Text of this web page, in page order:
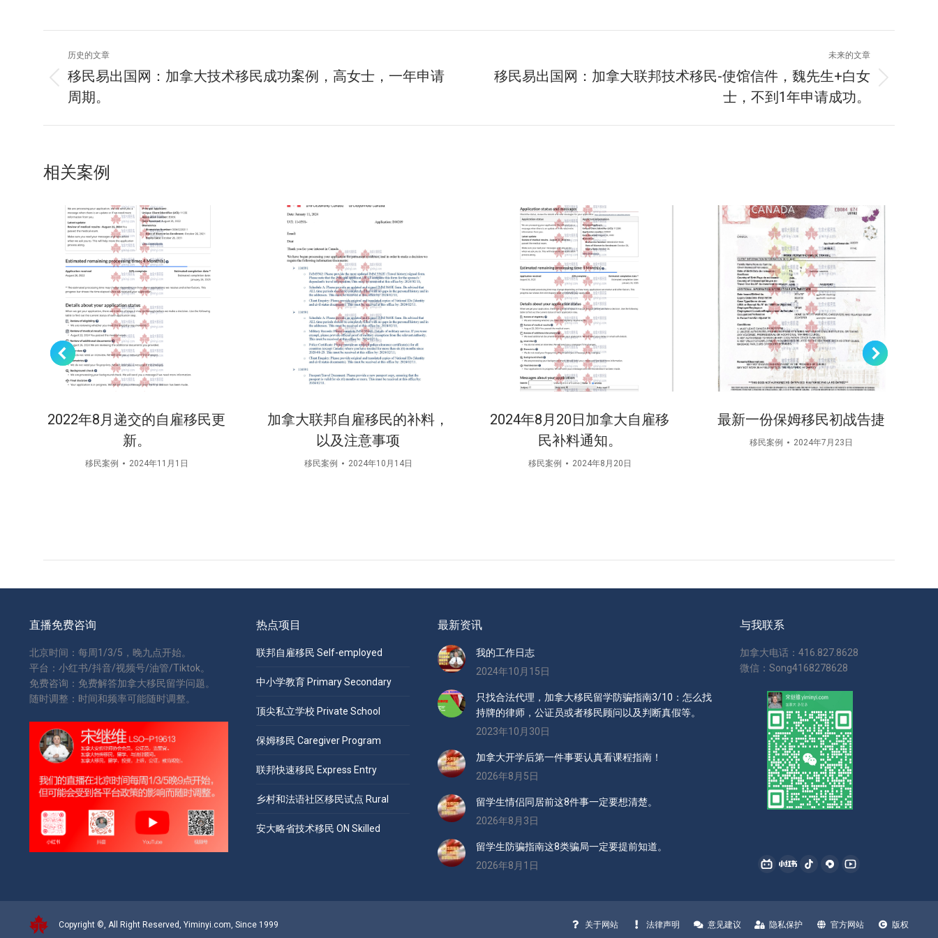
目
历史的文章
上
一
移民易出国网：加拿大技术移民成功案例，高女士，一年申请
周期。
未来的文章
下
移民易出国网：加拿大联邦技术移民-使馆信件，魏先生+白女
士，不到1年申请成功。
相关案例
2022年8月递交的自雇移民更
新。
移民案例 2024年11月1日
加拿大联邦自雇移民的补料，
以及注意事项
移民案例 2024年10月14日
2024年8月20日加拿大自雇移
民补料通知。
移民案例 2024年8月20日
最新一份保姆移民初战告捷
移民案例 2024年7月23日
直播免费咨询
北京时间：每周1/3/5，晚九点开始。
平台：小红书/抖音/视频号/油管/Tiktok。
免费咨询：免费解答加拿大移民留学问题。
随时调整：时间和频率可能随时调整。
热点项目
联邦自雇移民 Self-employed
中小学教育 Primary Secondary
顶尖私立学校 Private School
保姆移民 Caregiver Program
联邦快速移民 Express Entry
乡村和法语社区移民试点 Rural
安大略省技术移民 ON Skilled
最新资讯
我的工作日志
2024年10月15日
只找合法代理，加拿大移民留学防骗指南3/10：怎么找
持牌的律师，公证员或者移民顾问以及判断真假等。
2023年10月30日
加拿大开学后第一件事要认真看课程指南！
2026年8月5日
留学生情侣同居前这8件事一定要想清楚。
2026年8月3日
留学生防骗指南这8类骗局一定要提前知道。
2026年8月1日
与我联系
加拿大电话：416.827.8628
微信：Song4168278628
找到我们：
哔
哩
page
抖
opensopens
YouTube
in
Copyright ©, All Right Reserved, Yiminyi.com, Since 1999 关于网站 法律声明 意见建议 隐私保护 官方网站 版权